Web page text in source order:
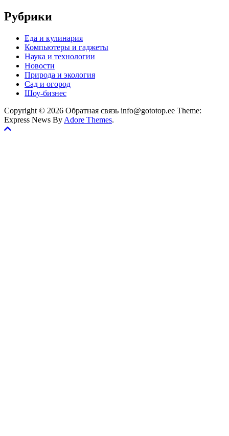
Рубрики
Еда и кулинария
Компьютеры и гаджеты
Наука и технологии
Новости
Природа и экология
Сад и огород
Шоу-бизнес
Copyright © 2026 Обратная связь info@gototop.ee Theme:
Express News By Adore Themes.